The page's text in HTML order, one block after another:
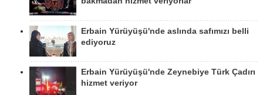
Erbain Yürüyüşü'nde aslında safımızı belli
ediyoruz
Erbain Yürüyüşü'nde Zeynebiye Türk Çadırı
hizmet veriyor